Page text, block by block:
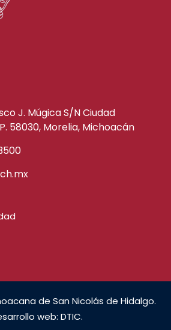
J. Múgica S/N Ciudad
58030, Morelia, Michoacán
de San Nicolás de Hidalgo.
web: DTIC.